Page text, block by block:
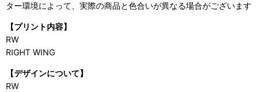
ター環境によって、実際の商品と色合いが異なる場合がございます
【プリント内容】
RW
RIGHT WING
【デザインについて】
RW